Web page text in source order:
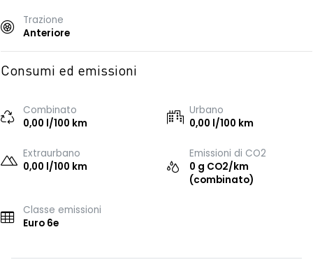
Trazione
Anteriore
Consumi ed emissioni
Combinato
0,00 l/100 km
Urbano
0,00 l/100 km
Extraurbano
0,00 l/100 km
Emissioni di CO2
0 g CO2/km
(combinato)
Classe emissioni
Euro 6e